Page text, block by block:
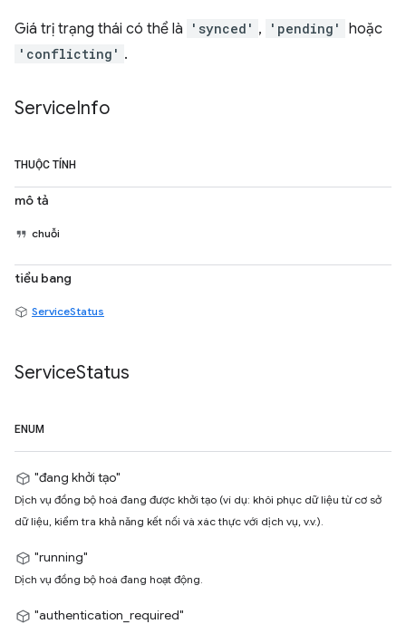
Giá trị trạng thái có thể là 'synced' , 'pending' hoặc
'conflicting' .
ServiceInfo
THUỘC TÍNH
mô tả
chuỗi
tiểu bang
ServiceStatus
ServiceStatus
ENUM
"đang khởi tạo"
Dịch vụ đồng bộ hoá đang được khởi tạo (ví dụ: khôi phục dữ liệu từ cơ sở
dữ liệu, kiểm tra khả năng kết nối và xác thực với dịch vụ, v.v.).
"running"
Dịch vụ đồng bộ hoá đang hoạt động.
"authentication_required"